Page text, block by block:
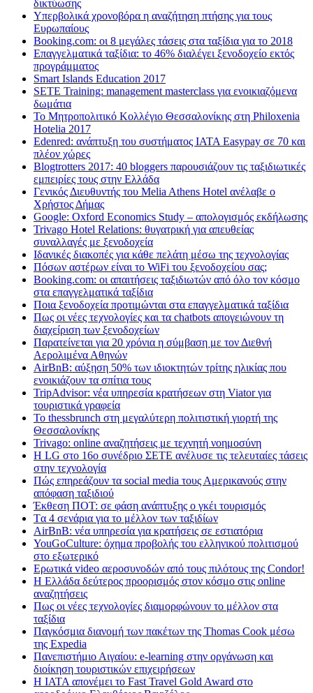
δικτύωσης
Υπερβολικά χρονοβόρα η αναζήτηση πτήσης για τους
Ευρωπαίους
Booking.com: οι 8 μεγάλες τάσεις στα ταξίδια για το 2018
Επαγγελματικά ταξίδια: το 46% διαλέγει ξενοδοχείο εκτός
προγράμματος
Smart Islands Education 2017
SETE Training: management masterclass για ενοικιαζόμενα
δωμάτια
Το Μητροπολιτικό Κολλέγιο Θεσσαλονίκης στη Philoxenia
Hotelia 2017
Edenred: ανάπτυξη του συστήματος IATA Easypay σε 70 και
πλέον χώρες
Blogtrotters 2017: 40 bloggers παρουσιάζουν τις ταξιδιωτικές
εμπειρίες τους στην Ελλάδα
Γενικός Διευθυντής του Melia Athens Hotel ανέλαβε ο
Χρήστος Δήμας
Google: Oxford Economics Study – απολογισμός εκδήλωσης
Trivago Hotel Relations: θυγατρική για απευθείας
συναλλαγές με ξενοδοχεία
Iδανικές διακοπές για κάθε πελάτη μέσω της τεχνολογίας
Πόσων αστέρων είναι το WiFi του ξενοδοχείου σας;
Booking.com: οι απαιτήσεις ταξιδιωτών από όλο τον κόσμο
στα επαγγελματικά ταξίδια
Ποια ξενοδοχεία προτιμώνται στα επαγγελματικά ταξίδια
Πως οι νέες τεχνολογίες και τα chatbots απογειώνουν τη
διαχείριση των ξενοδοχείων
Παρατείνεται για 20 χρόνια η σύμβαση με τον Διεθνή
Αερολιμένα Αθηνών
AirBnB: αύξηση 50% των ιδιοκτητών τρίτης ηλικίας που
ενοικιάζουν τα σπίτια τους
TripAdvisor: νέα υπηρεσία κρατήσεων στη Viator για
τουριστικά γραφεία
Το thessbrunch στη μεγαλύτερη πολιτιστική γιορτή της
Θεσσαλονίκης
Trivago: online αναζητήσεις με τεχνητή νοημοσύνη
H LG στο 16ο συνέδριο ΣΕΤΕ ανέλυσε τις τελευταίες τάσεις
στην τεχνολογία
Πώς επηρεάζουν τα social media τους Αμερικανούς στην
απόφαση ταξιδιού
Έκθεση ΠΟΤ: σε φάση ανάπτυξης ο γκέι τουρισμός
Tα 4 σενάρια για το μέλλον των ταξιδίων
AirBnB: νέα υπηρεσία για κρατήσεις σε εστιατόρια
YouGoCulture: όχημα προβολής του ελληνικού πολιτισμού
στο εξωτερικό
Eρωτικά video αεροσυνοδών από τους πιλότους της Condor!
Η Ελλάδα δεύτερος προορισμός στον κόσμο στις online
αναζητήσεις
Πως οι νέες τεχνολογίες διαμορφώνουν το μέλλον στα
ταξίδια
Παγκόσμια διανομή των πακέτων της Thomas Cook μέσω
της Expedia
Πανεπιστήμιο Αιγαίου: e-learning στην οργάνωση και
διοίκηση τουριστικών επιχειρήσεων
Η IATA απονέμει το Fast Travel Gold Award στο